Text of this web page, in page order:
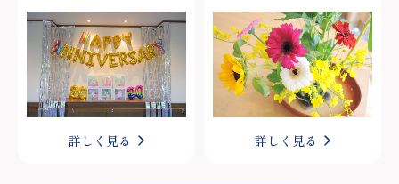
詳しく見る 詳しく見る